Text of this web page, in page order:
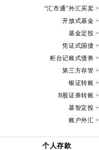
“汇市通”外汇买卖 >
开放式基金 >
基金定投 >
凭证式国债 >
柜台记账式债券 >
第三方存管 >
银证转账 >
B股证券转账 >
基智定投 >
账户外汇 >
个人存款